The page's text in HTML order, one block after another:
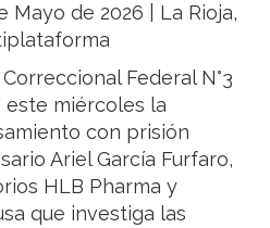
Mayo de 2026 | La Rioja,
Federal N°3
miércoles la
con prisión
Ariel García Furfaro,
HLB Pharma y
que investiga las